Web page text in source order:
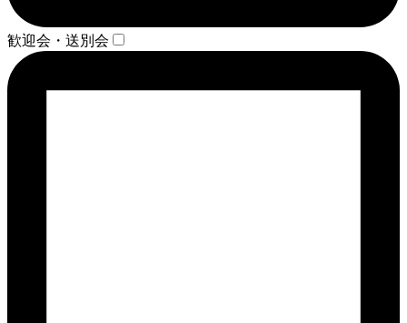
歓迎会・送別会